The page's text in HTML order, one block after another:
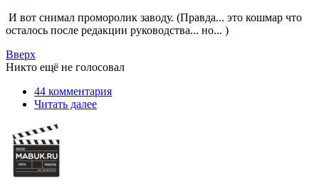
И вот снимал проморолик заводу. (Правда... это кошмар что
осталось после редакции руководства... но... )
Вверх
Никто ещё не голосовал
44 комментария
Читать далее